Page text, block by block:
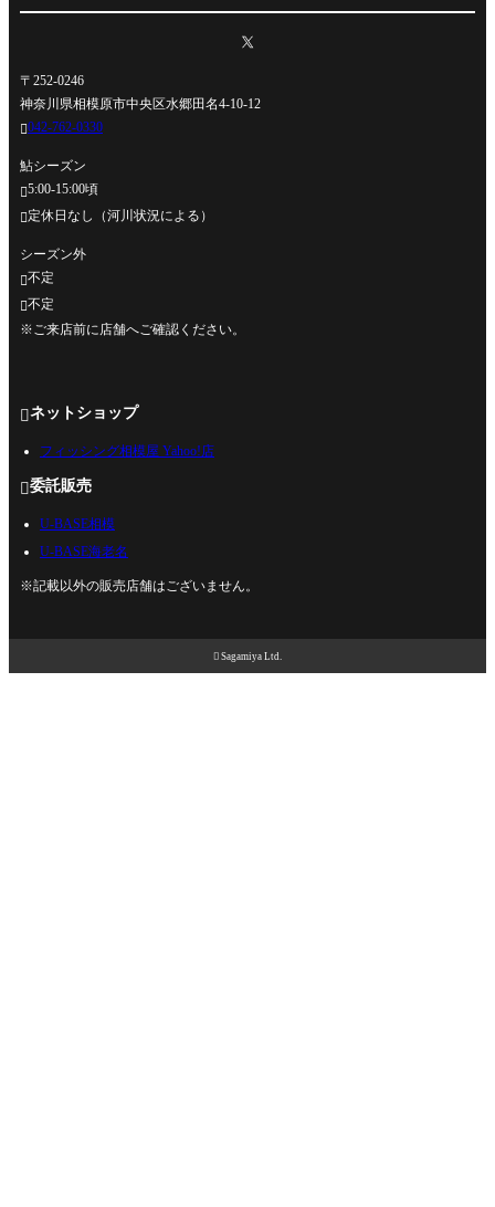
〒252-0246
神奈川県相模原市中央区水郷田名4-10-12
042-762-0330
鮎シーズン
5:00-15:00頃
定休日なし（河川状況による）
シーズン外
不定
不定
※ご来店前に店舗へご確認ください。
ネットショップ
フィッシング相模屋 Yahoo!店
委託販売
U-BASE相模
U-BASE海老名
※記載以外の販売店舗はございません。
 Sagamiya Ltd.